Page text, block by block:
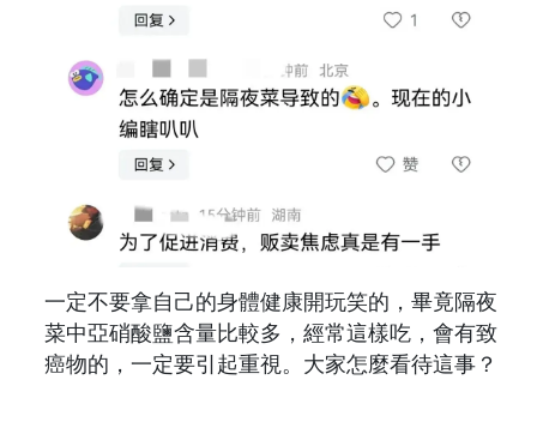
一定不要拿自己的身體健康開玩笑的，畢竟隔夜
菜中亞硝酸鹽含量比較多，經常這樣吃，會有致
癌物的，一定要引起重視。大家怎麼看待這事？